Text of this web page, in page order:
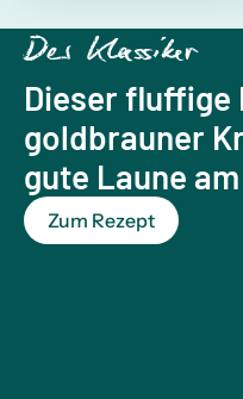
Der Klassiker
Dieser
goldbrauner
gute Laune
Zum Rezept